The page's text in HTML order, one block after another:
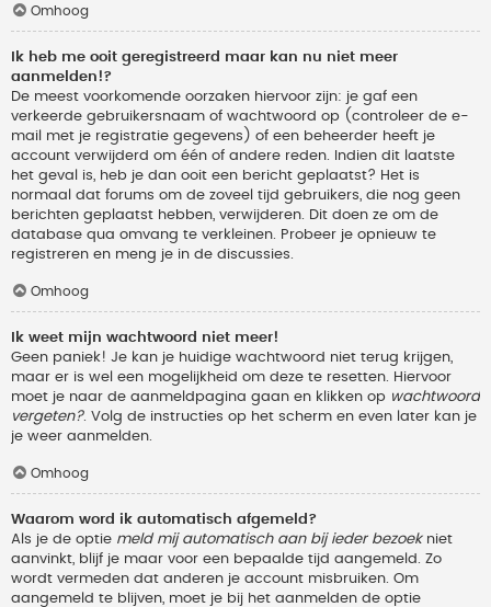
Omhoog
Ik heb me ooit geregistreerd maar kan nu niet meer
aanmelden!?
De meest voorkomende oorzaken hiervoor zijn: je gaf een
verkeerde gebruikersnaam of wachtwoord op (controleer de e-
mail met je registratie gegevens) of een beheerder heeft je
account verwijderd om één of andere reden. Indien dit laatste
het geval is, heb je dan ooit een bericht geplaatst? Het is
normaal dat forums om de zoveel tijd gebruikers, die nog geen
berichten geplaatst hebben, verwijderen. Dit doen ze om de
database qua omvang te verkleinen. Probeer je opnieuw te
registreren en meng je in de discussies.
Omhoog
Ik weet mijn wachtwoord niet meer!
Geen paniek! Je kan je huidige wachtwoord niet terug krijgen,
maar er is wel een mogelijkheid om deze te resetten. Hiervoor
moet je naar de aanmeldpagina gaan en klikken op wachtwoord
vergeten?. Volg de instructies op het scherm en even later kan je
je weer aanmelden.
Omhoog
Waarom word ik automatisch afgemeld?
Als je de optie meld mij automatisch aan bij ieder bezoekniet
aanvinkt, blijf je maar voor een bepaalde tijd aangemeld. Zo
wordt vermeden dat anderen je account misbruiken. Om
aangemeld te blijven, moet je bij het aanmelden de optie